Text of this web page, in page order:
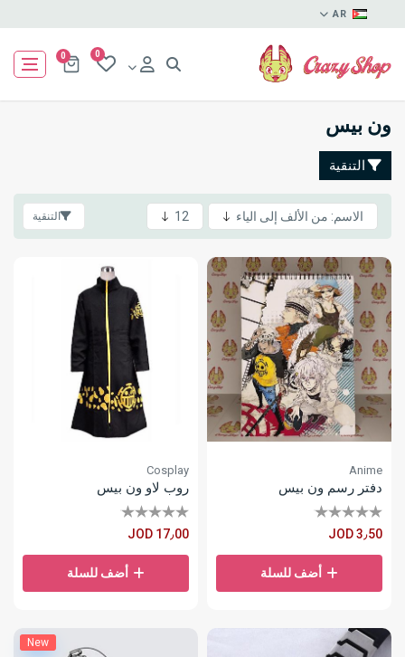
AR
0
0
ون بيس
التنقية
التنقية
Anime
دفتر رسم ون بيس
JOD 3٫50
أضف للسلة
Cosplay
روب لاو ون بيس
JOD 17٫00
أضف للسلة
New